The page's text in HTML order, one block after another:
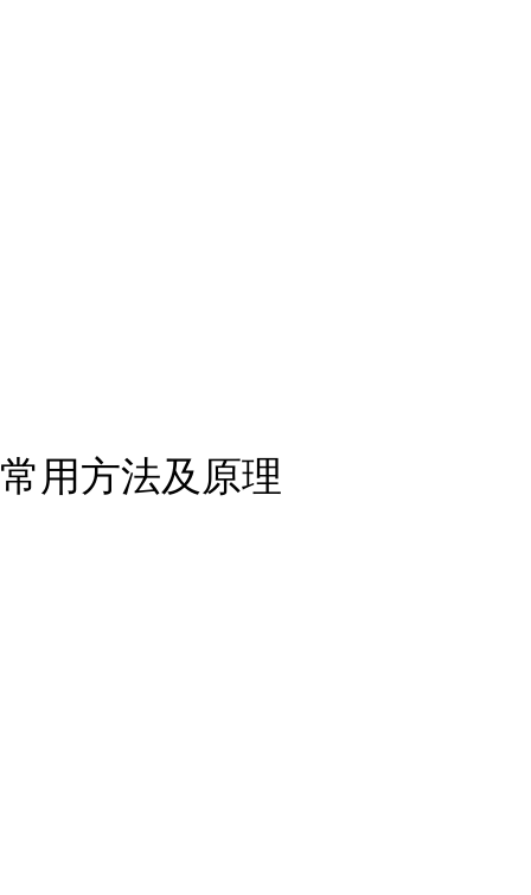
常用方法及原理